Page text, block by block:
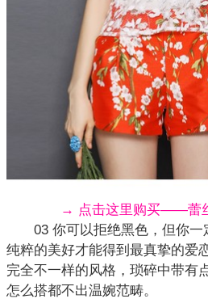
→ 点击这里购买——蕾
03 你可以拒绝黑色，但你一
纯粹的美好才能得到最真挚的爱
完全不一样的风格，琐碎中带有
怎么搭都不出温婉范畴。